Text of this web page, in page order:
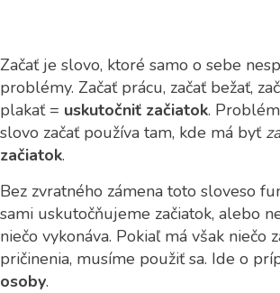
Začať je slovo, ktoré samo o sebe
problémy. Začať prácu, začať bežať,
plakať = uskutočniť začiatok.
slovo začať používa tam, kde má byť
začiatok.
Bez zvratného zámena toto sloveso
sami uskutočňujeme začiatok, alebo
niečo vykonáva. Pokiaľ má však niečo
pričinenia, musíme použiť sa. Ide o
osoby.